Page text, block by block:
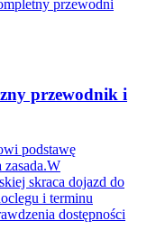
przewodni
przewodnik i
podstawę
skraca dojazd do
i terminu
dostępności